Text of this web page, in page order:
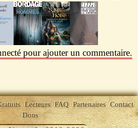
pour ajouter un commentaire.
Lecteurs FAQ Partenaires Contact
Dons